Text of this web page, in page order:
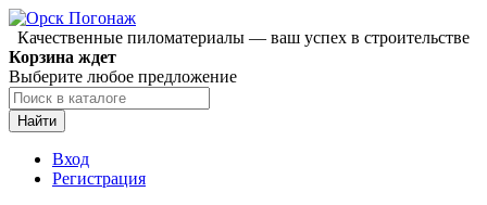
Качественные пиломатериалы — ваш успех в строительстве
Корзина ждет
Выберите любое предложение
Найти
Вход
Регистрация